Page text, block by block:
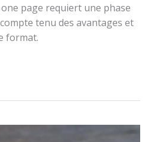
page requiert une phase
tenu des avantages et
format.